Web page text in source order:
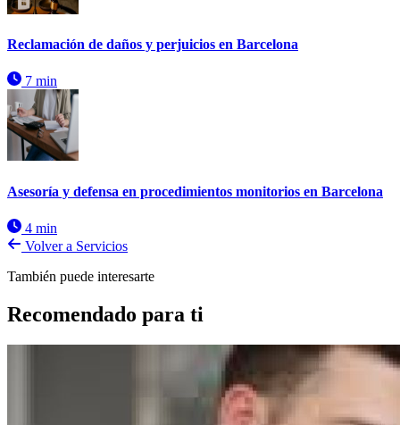
Reclamación de daños y perjuicios en Barcelona
7 min
Asesoría y defensa en procedimientos monitorios en Barcelona
4 min
Volver a Servicios
También puede interesarte
Recomendado para ti